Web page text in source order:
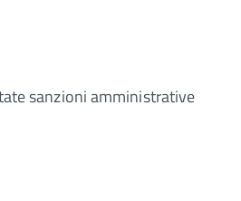
sanzioni amministrative